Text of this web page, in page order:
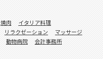
焼肉
イタリア料理
リラクゼーション
マッサージ
動物病院
会計事務所